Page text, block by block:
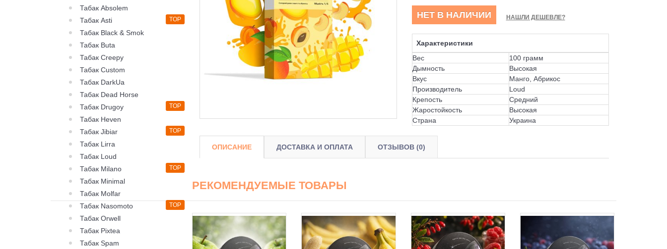
Табак Absolem
Табак Asti
TOP
Табак Black & Smok
Табак Buta
Табак Creepy
Табак Custom
Табак DarkUa
Табак Dead Horse
Табак Drugoy
TOP
Табак Heven
Табак Jibiar
TOP
Табак Lirra
Табак Loud
Табак Milano
TOP
Табак Minimal
Табак Molfar
Табак Nasomoto
TOP
Табак Orwell
Табак Pixtea
Табак Spam
НЕТ В НАЛИЧИИ НАШЛИ ДЕШЕВЛЕ?
Характеристики
Вес
100 грамм
Дымность
Высокая
Вкус
Манго, Абрикос
Производитель
Loud
Крепость
Средний
Жаростойкость
Высокая
Страна
Украина
ОПИСАНИЕ ДОСТАВКА И ОПЛАТА ОТЗЫВОВ (0)
РЕКОМЕНДУЕМЫЕ ТОВАРЫ